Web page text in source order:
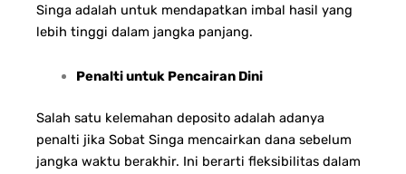
Singa adalah untuk mendapatkan imbal hasil yang
lebih tinggi dalam jangka panjang.
Penalti untuk Pencairan Dini
Salah satu kelemahan deposito adalah adanya
penalti jika Sobat Singa mencairkan dana sebelum
jangka waktu berakhir. Ini berarti fleksibilitas dalam